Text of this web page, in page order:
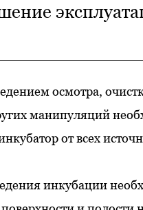
осмотра,
манипуляций
от всех
инкубации